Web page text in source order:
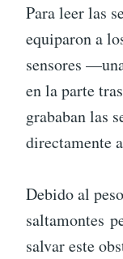
Para leer las
equiparon a
sensores
en la parte
grababan las
directamente
Debido al
saltamontes
salvar este